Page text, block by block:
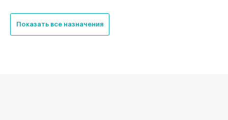
Показать все назначения